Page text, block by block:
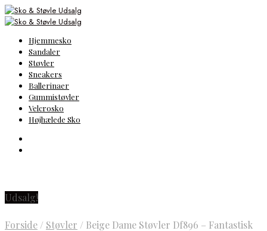
Hjemmesko
Sandaler
Støvler
Sneakers
Ballerinaer
Gummistøvler
Velcrosko
Højhælede Sko
Udsalg!
Forside / Støvler / Beige Dame Støvler Df896 – Fantastisk